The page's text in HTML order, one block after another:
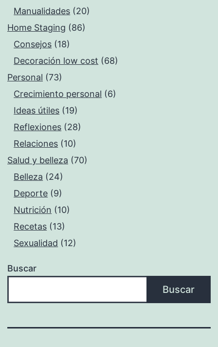
Manualidades (20)
Home Staging (86)
Consejos (18)
Decoración low cost (68)
Personal (73)
Crecimiento personal (6)
Ideas útiles (19)
Reflexiones (28)
Relaciones (10)
Salud y belleza (70)
Belleza (24)
Deporte (9)
Nutrición (10)
Recetas (13)
Sexualidad (12)
Buscar
Buscar